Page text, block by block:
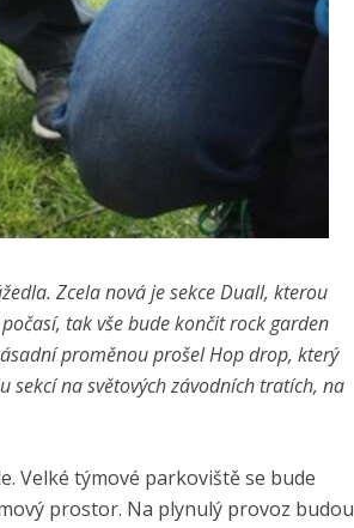
Zcela nová je sekce Duall, kterou
tak vše bude končit rock garden
proměnou prošel Hop drop, který
sekcí na světových závodních tratích, na
Velké týmové parkoviště se bude
prostor. Na plynulý provoz budou